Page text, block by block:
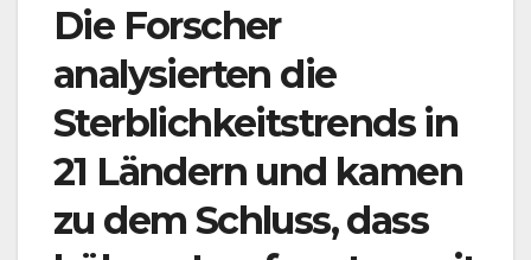
Die Forscher
analysierten die
Sterblichkeitstrends in
21 Ländern und kamen
zu dem Schluss, dass